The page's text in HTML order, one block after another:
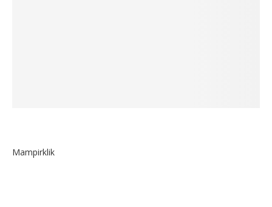
Mampirklik